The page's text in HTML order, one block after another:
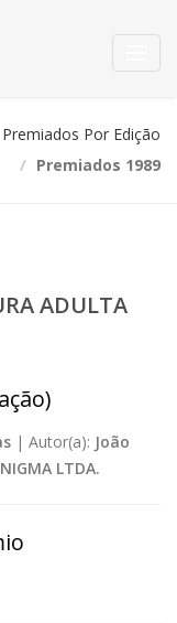
Premiados Por Edição
Premiados 1989
ADULTA
| Autor(a): João
LTDA.